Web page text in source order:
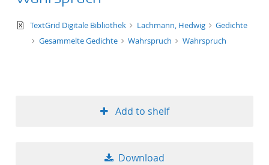
text/xml
TextGrid Digitale Bibliothek Lachmann, Hedwig
Gedichte
Gesammelte Gedichte
Wahrspruch Wahrspruch
Add to shelf
Download